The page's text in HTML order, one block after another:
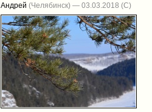
Андрей (Челябинск) — 03.03.2018